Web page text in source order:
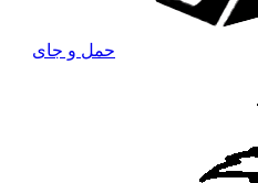
حمل و جای